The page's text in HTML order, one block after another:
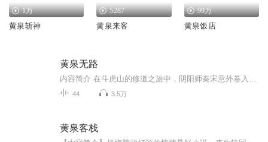
1万
黄泉斩神
5287
黄泉来客
99万
黄泉饭店
黄泉无路
44 3.5万
黄泉客栈